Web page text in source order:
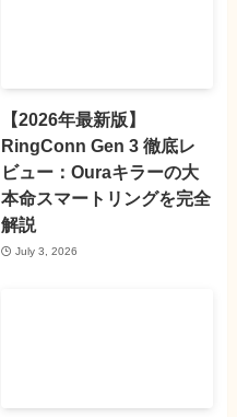
【2026年最新版】
RingConn Gen 3 徹底レ
ビュー：Ouraキラーの大
本命スマートリングを完全
解説
July 3, 2026